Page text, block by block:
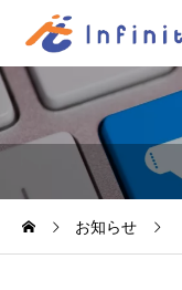
お知らせ